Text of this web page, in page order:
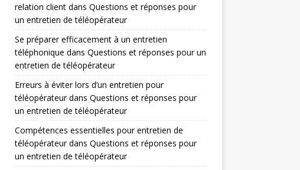
relation clientdans Questions et réponses pour
un entretien de téléopérateur
Se préparer efficacement à un entretien
téléphonique dans Questions et réponses pour un
entretien de téléopérateur
Erreurs à éviter lors d’un entretien pour
téléopérateurdans Questions et réponses pour
un entretien de téléopérateur
Compétences essentielles pour entretien de
téléopérateurdans Questions et réponses pour
un entretien de téléopérateur